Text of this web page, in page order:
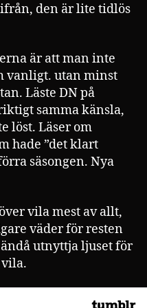
den är lite tidlös
är att man inte
vanligt. utan minst
Läste DN på
samma känsla,
löst. Läser om
hade ”det klart
säsongen. Nya
vila mest av allt,
väder för resten
utnyttja ljuset för